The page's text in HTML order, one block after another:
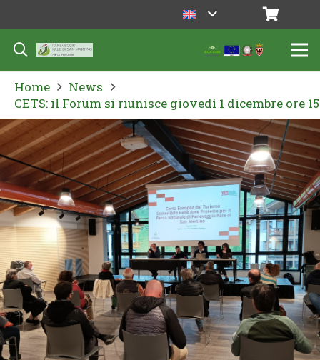
Home
News
CETS: il Forum si riunisce giovedì 1 dicembre ore 15